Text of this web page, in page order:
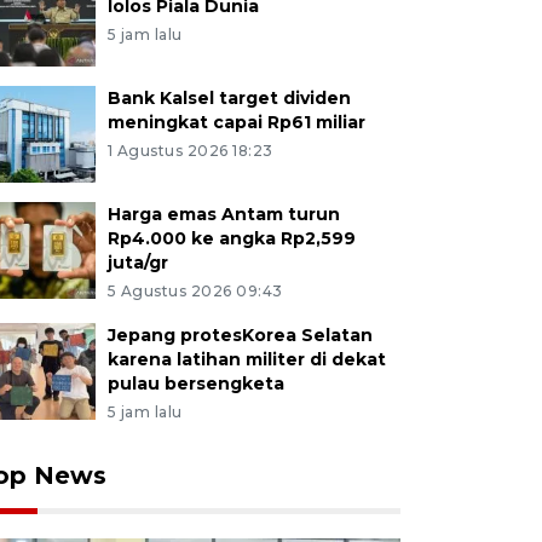
lolos Piala Dunia
5 jam lalu
Bank Kalsel target dividen
meningkat capai Rp61 miliar
1 Agustus 2026 18:23
Harga emas Antam turun
Rp4.000 ke angka Rp2,599
juta/gr
5 Agustus 2026 09:43
Jepang protesKorea Selatan
karena latihan militer di dekat
pulau bersengketa
5 jam lalu
News